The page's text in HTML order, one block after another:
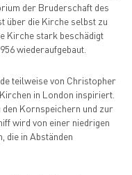
der Bruderschaft des
über die Kirche selbst zu
Kirche stark beschädigt
wiederaufgebaut.
teilweise von Christopher
in London inspiriert.
den Kornspeichern und zur
wird von einer niedrigen
die in Abständen